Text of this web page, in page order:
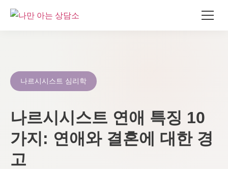
나르시시스트 심리학
나르시시스트 연애 특징 10
가지: 연애와 결혼에 대한 경
고